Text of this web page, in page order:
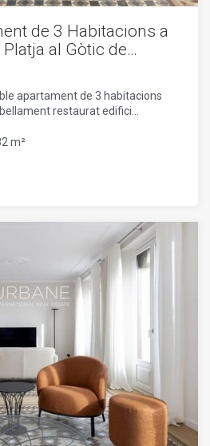
de 3 Habitacions a
al Gòtic de
apartament de 3 habitacions
restaurat edifici
€, aquesta residència
compta amb un
a una generosa sala d'estar-
moderna i està equipada amb
Les grans finestres omplen
la sensació d'obertura.
disposat, i la suite principal
a més comoditat i
propietat presenta
com detalls de fusta intricats,
hidràulics que reflecteixen la seva
s'integren
de construcció modernes i
garantint tant comoditat com
inclou un encantador balcó,
vibrant del barri gòtic
brisa marina.Els residents
m²